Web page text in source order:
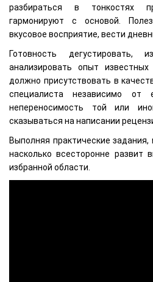
разбираться в тонкостях
гармонируют с основой.
вкусовое восприятие, вести
Готовность дегустировать,
анализировать опыт
должно присутствовать в
специалиста независимо от
непереносимость той или
сказываться на написании
Выполняя практические
насколько всесторонне развит
избранной области.